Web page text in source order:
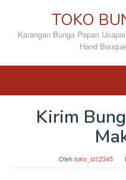
konten
TOKO
Karangan Bunga Papan
Hand
Kirim
Olehtoko_id12345